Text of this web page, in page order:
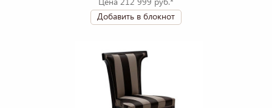
Добавить в блокнот